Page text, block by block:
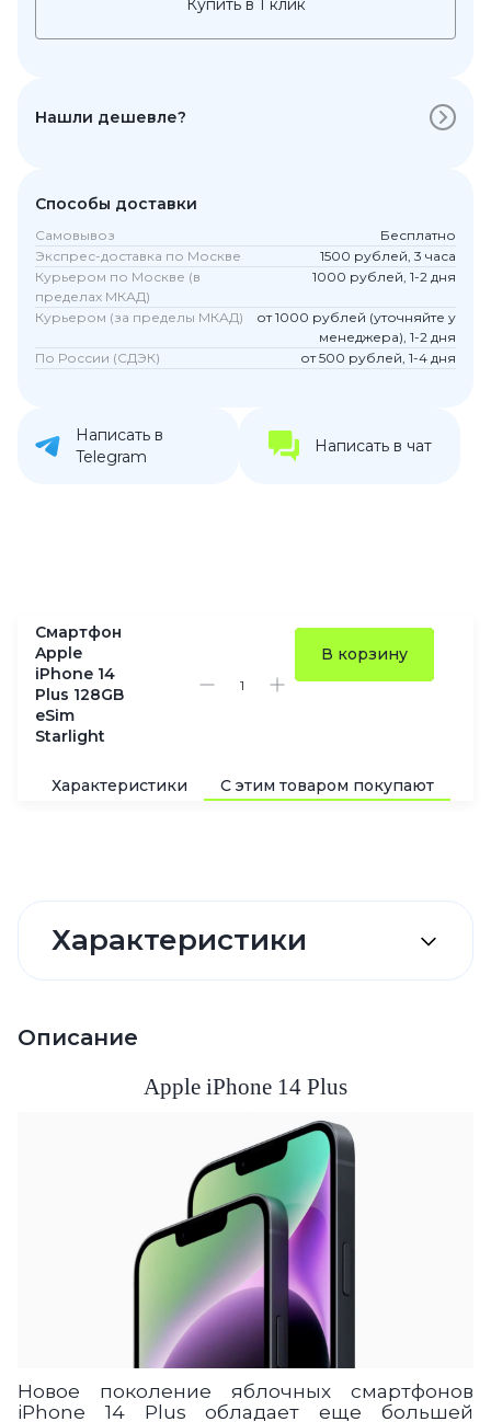
Купить в 1 клик
Нашли дешевле?
Способы доставки
Самовывоз
Бесплатно
Экспрес-доставка по Москве
1500 рублей, 3 часа
Курьером по Москве (в
пределах МКАД)
1000 рублей, 1-2 дня
Курьером (за пределы МКАД)
от 1000 рублей (уточняйте у
менеджера), 1-2 дня
По России (СДЭК)
от 500 рублей, 1-4 дня
Написать в
Telegram
Написать в чат
Смартфон
Apple
iPhone 14
Plus 128GB
eSim
Starlight
В корзину
Характеристики С этим товаром покупают
Характеристики
Описание
Apple iPhone 14 Plus
Новое поколение яблочных смартфонов
iPhone 14 Plus обладает еще большей